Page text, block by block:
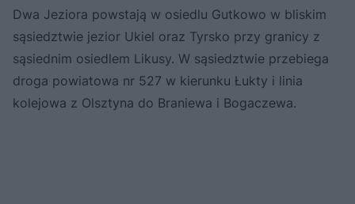
Dwa Jeziora powstają w osiedlu Gutkowo w bliskim
sąsiedztwie jezior Ukiel oraz Tyrsko przy granicy z
sąsiednim osiedlem Likusy. W sąsiedztwie przebiega
droga powiatowa nr 527 w kierunku Łukty i linia
kolejowa z Olsztyna do Braniewa i Bogaczewa.